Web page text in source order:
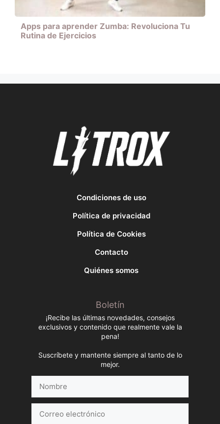
Apps para aprender Zumba: Revoluciona Tu
Rutina de Ejercicios
Condiciones de uso
Política de privacidad
Política de Cookies
Contacto
Quiénes somos
Boletín
¡Recibe las últimas novedades, consejos
exclusivos y contenido que realmente vale la
pena!
Suscríbete y mantente siempre al tanto de lo
mejor.
electrónico